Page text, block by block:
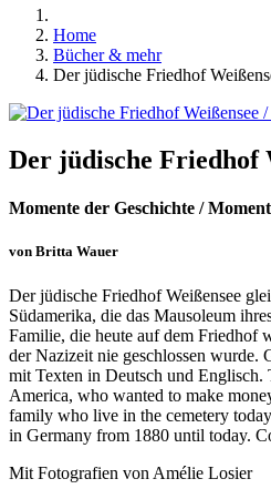
Home
Bücher & mehr
Der jüdische Friedhof
Der jüdische Friedhof
Momente der Geschichte /
von Britta Wauer
Der jüdische Friedhof Weißensee
Südamerika, die das Mausoleum
Familie, die heute auf dem Friedhof
der Nazizeit nie geschlossen wurde.
mit Texten in Deutsch und Englisch.
America, who wanted to make
family who live in the cemetery
in Germany from 1880 until today.
Mit Fotografien von Amélie Losier